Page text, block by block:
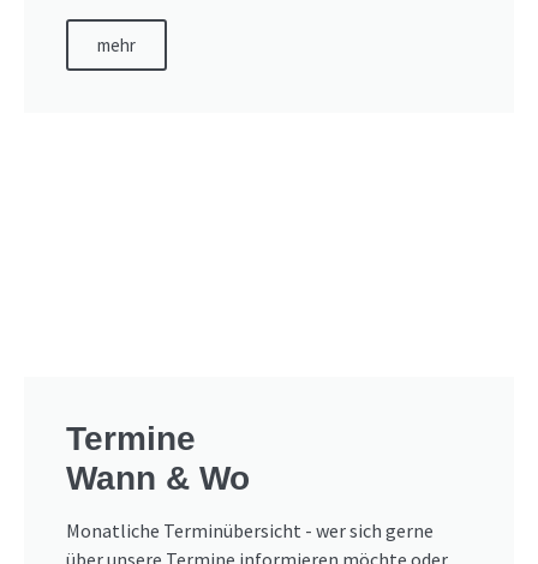
mehr
Termine
Wann & Wo
Monatliche Terminübersicht - wer sich gerne
über unsere Termine informieren möchte oder